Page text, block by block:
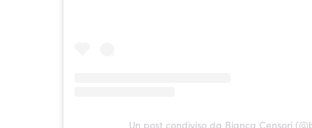
Un post condiviso da Bianca Censori